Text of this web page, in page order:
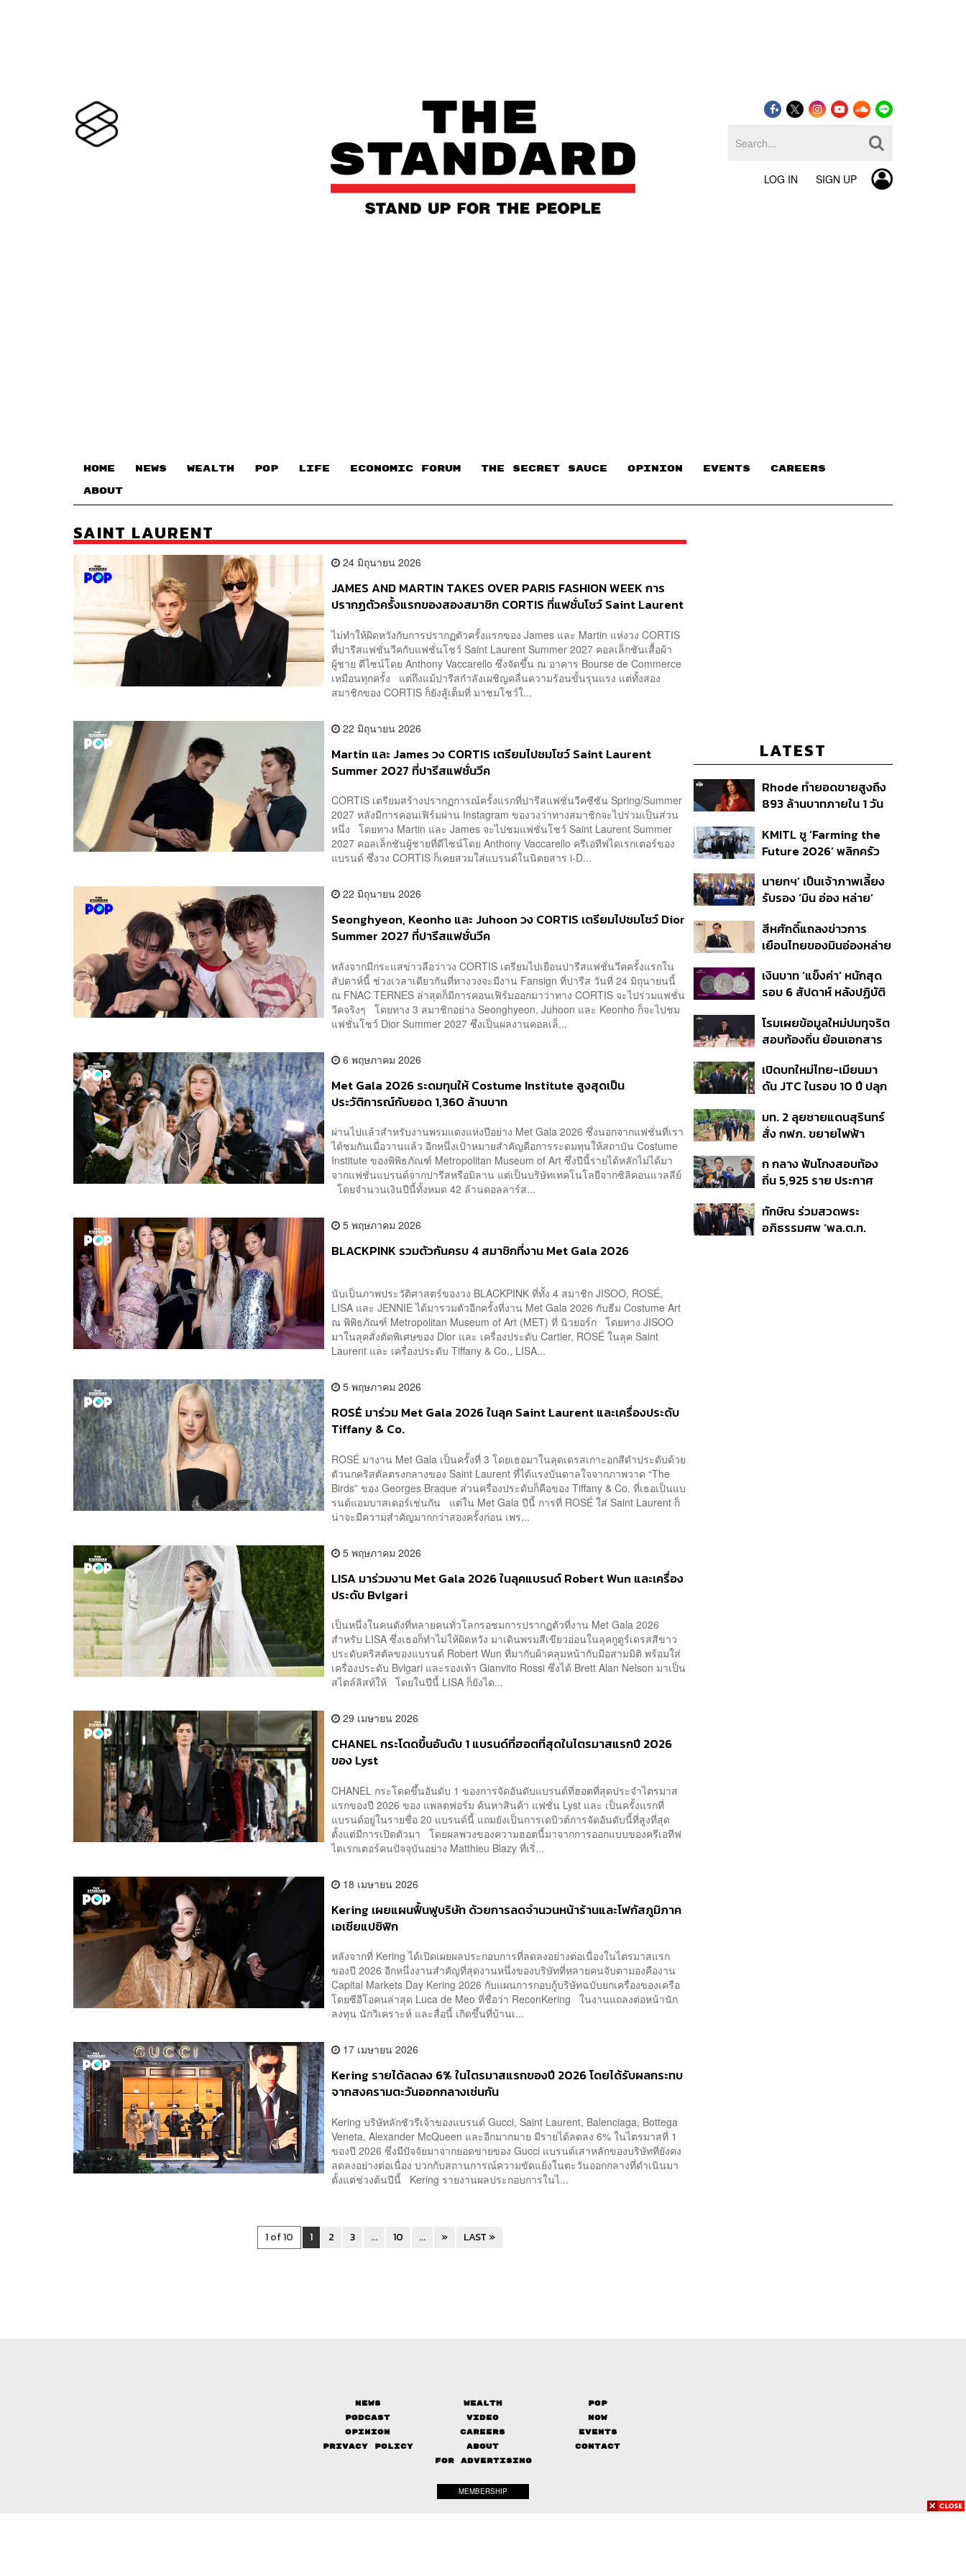
LOG IN SIGN UP
HOME NEWS WEALTH POP LIFE ECONOMIC FORUM THE SECRET SAUCE​ OPINION EVENTS CAREERS
ABOUT
SAINT LAURENT
24 มิถุนายน 2026
JAMES AND MARTIN TAKES OVER PARIS FASHION WEEK การ
ปรากฏตัวครั้งแรกของสองสมาชิก CORTIS ที่แฟชั่นโชว์ Saint Laurent
ไม่ทำให้ผิดหวังกับการปรากฏตัวครั้งแรกของ James และ Martin แห่งวง CORTIS
ที่ปารีสแฟชั่นวีคกับแฟชั่นโชว์ Saint Laurent Summer 2027 คอลเล็กชันเสื้อผ้า
ผู้ชาย ดีไซน์โดย Anthony Vaccarello ซึ่งจัดขึ้น ณ อาคาร Bourse de Commerce
เหมือนทุกครั้ง แต่ถึงแม้ปารีสกำลังเผชิญคลื่นความร้อนขั้นรุนแรง แต่ทั้งสอง
สมาชิกของ CORTIS ก็ยังสู้เต็มที่ มาชมโชว์ใ...
22 มิถุนายน 2026
Martin และ James วง CORTIS เตรียมไปชมโชว์ Saint Laurent
Summer 2027 ที่ปารีสแฟชั่นวีค
CORTIS เตรียมสร้างปรากฏการณ์ครั้งแรกที่ปารีสแฟชั่นวีคซีซัน Spring/Summer
2027 หลังมีการคอนเฟิร์มผ่าน Instagram ของวงว่าทางสมาชิกจะไปร่วมเป็นส่วน
หนึ่ง โดยทาง Martin และ James จะไปชมแฟชั่นโชว์ Saint Laurent Summer
2027 คอลเล็กชันผู้ชายที่ดีไซน์โดย Anthony Vaccarello ครีเอทีฟไดเรกเตอร์ของ
แบรนด์ ซึ่งวง CORTIS ก็เคยสวมใส่แบรนด์ในนิตยสาร i-D...
22 มิถุนายน 2026
Seonghyeon, Keonho และ Juhoon วง CORTIS เตรียมไปชมโชว์ Dior
Summer 2027 ที่ปารีสแฟชั่นวีค
หลังจากมีกระแสข่าวลือว่าวง CORTIS เตรียมไปเยือนปารีสแฟชั่นวีคครั้งแรกใน
สัปดาห์นี้ ช่วงเวลาเดียวกันที่ทางวงจะมีงาน Fansign ที่ปารีส วันที่ 24 มิถุนายนนี้
ณ FNAC TERNES ล่าสุดก็มีการคอนเฟิร์มออกมาว่าทาง CORTIS จะไปร่วมแฟชั่น
วีคจริงๆ โดยทาง 3 สมาชิกอย่าง Seonghyeon, Juhoon และ Keonho ก็จะไปชม
แฟชั่นโชว์ Dior Summer 2027 ซึ่งเป็นผลงานคอลเล็...
6 พฤษภาคม 2026
Met Gala 2026 ระดมทุนให้ Costume Institute สูงสุดเป็น
ประวัติการณ์กับยอด 1,360 ล้านบาท
ผ่านไปแล้วสำหรับงานพรมแดงแห่งปีอย่าง Met Gala 2026 ซึ่งนอกจากแฟชั่นที่เรา
ได้ชมกันเมื่อวานแล้ว อีกหนึ่งเป้าหมายสำคัญคือการระดมทุนให้สถาบัน Costume
Institute ของพิพิธภัณฑ์ Metropolitan Museum of Art ซึ่งปีนี้รายได้หลักไม่ได้มา
จากแฟชั่นแบรนด์จากปารีสหรือมิลาน แต่เป็นบริษัทเทคโนโลยีจากซิลิคอนแวลลีย์
โดยจำนวนเงินปีนี้ทั้งหมด 42 ล้านดอลลาร์ส...
5 พฤษภาคม 2026
BLACKPINK รวมตัวกันครบ 4 สมาชิกที่งาน Met Gala 2026
นับเป็นภาพประวัติศาสตร์ของวง BLACKPINK ที่ทั้ง 4 สมาชิก JISOO, ROSÉ,
LISA และ JENNIE ได้มารวมตัวอีกครั้งที่งาน Met Gala 2026 กับธีม Costume Art
ณ พิพิธภัณฑ์ Metropolitan Museum of Art (MET) ที่ นิวยอร์ก โดยทาง JISOO
มาในลุคสั่งตัดพิเศษของ Dior และ เครื่องประดับ Cartier, ROSÉ ในลุค Saint
Laurent และ เครื่องประดับ Tiffany & Co., LISA...
5 พฤษภาคม 2026
ROSÉ มาร่วม Met Gala 2026 ในลุค Saint Laurent และเครื่องประดับ
Tiffany & Co.
ROSÉ มางาน Met Gala เป็นครั้งที่ 3 โดยเธอมาในลุดเดรสเกาะอกสีดำประดับด้วย
ตัวนกคริสตัลตรงกลางของ Saint Laurent ที่ได้แรงบันดาลใจจากภาพวาด “The
Birds” ของ Georges Braque ส่วนครื่องประดับก็คือของ Tiffany & Co. ที่เธอเป็นแบ
รนด์แอมบาสเดอร์เช่นกัน แต่ใน Met Gala ปีนี้ การที่ ROSÉ ใส่ Saint Laurent ก็
น่าจะมีความสำคัญมากกว่าสองครั้งก่อน เพร...
5 พฤษภาคม 2026
LISA มาร่วมงาน Met Gala 2026 ในลุคแบรนด์ Robert Wun และเครื่อง
ประดับ Bvlgari
เป็นหนึ่งในคนดังที่หลายคนทั่วโลกรอชมการปรากฏตัวที่งาน Met Gala 2026
สำหรับ LISA ซึ่งเธอก็ทำไม่ให้ผิดหวัง มาเดินพรมสีเขียวอ่อนในลุคกูตูร์เดรสสีขาว
ประดับคริสตัลของแบรนด์ Robert Wun ที่มากับผ้าคลุมหน้ากับมือสามมิติ พร้อมใส่
เครื่องประดับ Bvlgari และรองเท้า Gianvito Rossi ซึ่งได้ Brett Alan Nelson มาเป็น
สไตล์ลิสท์ให้ โดยในปีนี้ LISA ก็ยังได...
29 เมษายน 2026
CHANEL กระโดดขึ้นอันดับ 1 แบรนด์ที่ฮอตที่สุดในไตรมาสแรกปี 2026
ของ Lyst
CHANEL กระโดดขึ้นอันดับ 1 ของการจัดอันดับแบรนด์ที่ฮอตที่สุดประจำไตรมาส
แรกของปี 2026 ของ แพลตฟอร์ม ค้นหาสินค้า แฟชั่น Lyst และ เป็นครั้งแรกที่
แบรนด์อยู่ในรายชื่อ 20 แบรนด์นี้ แถมยังเป็นการเดบิวต์การจัดอันดับนี้ที่สูงที่สุด
ตั้งแต่มีการเปิดตัวมา โดยผลพวงของความฮอตนี้มาจากการออกแบบของครีเอทีฟ
ไดเรกเตอร์คนปัจจุบันอย่าง Matthieu Blazy ที่เริ่...
18 เมษายน 2026
Kering เผยแผนฟื้นฟูบริษัท ด้วยการลดจำนวนหน้าร้านและโฟกัสภูมิภาค
เอเชียแปซิฟิก
หลังจากที่ Kering ได้เปิดเผยผลประกอบการที่ลดลงอย่างต่อเนื่องในไตรมาสแรก
ของปี 2026 อีกหนึ่งงานสำคัญที่สุดงานหนึ่งของบริษัทที่หลายคนจับตามองคืองาน
Capital Markets Day Kering 2026 กับแผนการกอบกู้บริษัทฉบับยกเครื่องของเครือ
โดยซีอีโอคนล่าสุด Luca de Meo ที่ชื่อว่า ReconKering ในงานแถลงต่อหน้านัก
ลงทุน นักวิเคราะห์ และสื่อนี้ เกิดขึ้นที่บ้านเ...
17 เมษายน 2026
Kering รายได้ลดลง 6% ในไตรมาสแรกของปี 2026 โดยได้รับผลกระทบ
จากสงครามตะวันออกกลางเช่นกัน
Kering บริษัทลักชัวรีเจ้าของแบรนด์ Gucci, Saint Laurent, Balenciaga, Bottega
Veneta, Alexander McQueen และอีกมากมาย มีรายได้ลดลง 6% ในไตรมาสที่ 1
ของปี 2026 ซึ่งมีปัจจัยมาจากยอดขายของ Gucci แบรนด์เสาหลักของบริษัทที่ยังคง
ลดลงอย่างต่อเนื่อง บวกกับสถานการณ์ความขัดแย้งในตะวันออกกลางที่ดำเนินมา
ตั้งแต่ช่วงต้นปีนี้ Kering รายงานผลประกอบการในไ...
1 of 10 1 2 3 ... 10 ... » LAST »
LATEST
Rhode ทำยอดขายสูงถึง
893 ล้านบาทภายใน 1 วัน
ล่าสุด
KMITL ชู ‘Farming the
Future 2026’ พลิกครัว
ด้วย One Health
นายกฯ’ เป็นเจ้าภาพเลี้ยง
รับรอง ‘มิน อ่อง หล่าย’
ร่วมงาน
สีหศักดิ์แถลงข่าวการ
เยือนไทยของมินอ่องหล่าย
สร้างสรรค์ ตรงไปตรงมา
ย้ำต้องการให้เมียนมากลับ
เงินบาท ‘แข็งค่า’ หนักสุด
รอบ 6 สัปดาห์ หลังปฏิบัติ
สหรัฐฯ-ญี่ปุ่น Standard
Chartered เปิดเป้าสิ้นปีนี้
ต่อดอลลาร์
โรมเผยข้อมูลใหม่ปมทุจริต
สอบท้องถิ่น ย้อนเอกสาร
อนุทิน จ่อสอบต่อเอี่ยว
ตัดตอน ม.บูรพา หรือไม่
เปิดบทใหม่ไทย-เมียนมา
ดัน JTC ในรอบ 10 ปี ปลุก
ชายแดน ท่าเรือน้ำลึก
ทวาย
มท. 2 ลุยชายแดนสุรินทร์
สั่ง กฟภ. ขยายไฟฟ้า
350’ เสริมความมั่นคง
ชายแดน
ก กลาง ฟันโกงสอบท้อง
ถิ่น 5,925 ราย ประกาศ
ราย รอ ป.ป.ช. ขีดเส้นแล้ว
เสร็จ 31 ส.ค.
ทักษิณ ร่วมสวดพระ
อภิธรรมศพ ‘พล.ต.ท.
News Wealth
Pop
Podcast
Video
Now
Opinion
Careers
Events
Privacy Policy
About
Contact
FOR ADVERTISING
MEMBERSHIP